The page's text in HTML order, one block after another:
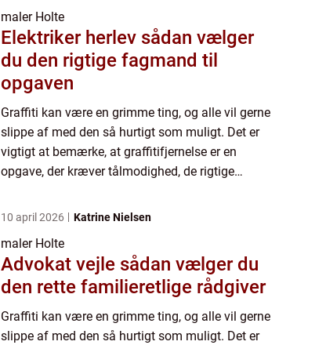
maler Holte
Elektriker herlev sådan vælger
du den rigtige fagmand til
opgaven
Graffiti kan være en grimme ting, og alle vil gerne
slippe af med den så hurtigt som muligt. Det er
vigtigt at bemærke, at graffitifjernelse er en
opgave, der kræver tålmodighed, de rigtige
type overf...
10 april 2026 Katrine Nielsen
maler Holte
Advokat vejle sådan vælger du
den rette familieretlige rådgiver
Graffiti kan være en grimme ting, og alle vil gerne
slippe af med den så hurtigt som muligt. Det er